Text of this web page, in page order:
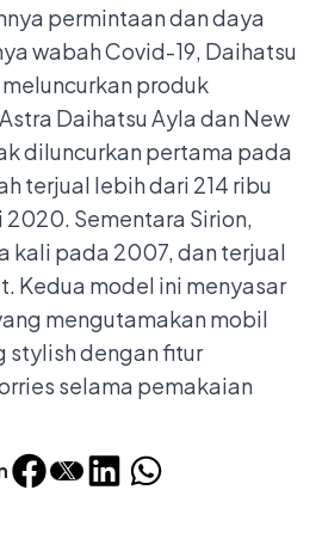
permintaan dan daya
wabah Covid-19, Daihatsu
produk
Daihatsu Ayla dan New
diluncurkan pertama pada
terjual lebih dari 214 ribu
Sementara Sirion,
kali pada 2007, dan terjual
Kedua model ini menyasar
mengutamakan mobil
stylish dengan fitur
selama pemakaian